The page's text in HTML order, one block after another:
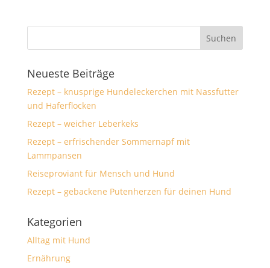
Neueste Beiträge
Rezept – knusprige Hundeleckerchen mit Nassfutter
und Haferflocken
Rezept – weicher Leberkeks
Rezept – erfrischender Sommernapf mit
Lammpansen
Reiseproviant für Mensch und Hund
Rezept – gebackene Putenherzen für deinen Hund
Kategorien
Alltag mit Hund
Ernährung